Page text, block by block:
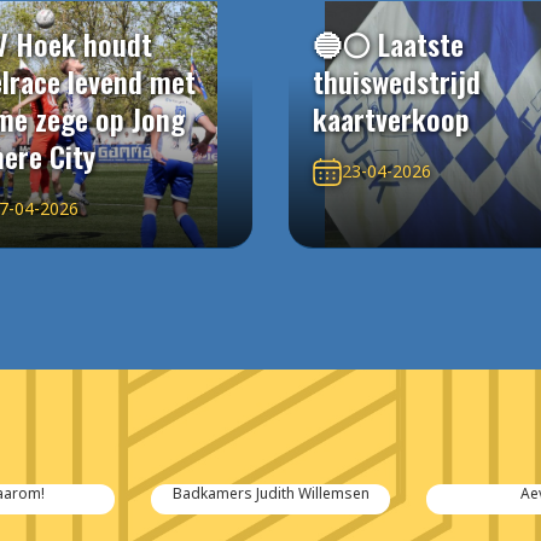
Hoek houdt
levend met
zege op Jong
City
04-2026
🔵⚪️ Laatste
thuiswedstrijd
kaartverkoop
23-04-2026
Badkamers Judith Willemsen